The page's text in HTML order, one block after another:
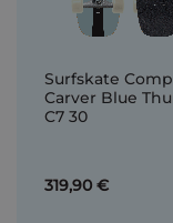
Surfskate
Carver Blue
C7 30
319,90 €